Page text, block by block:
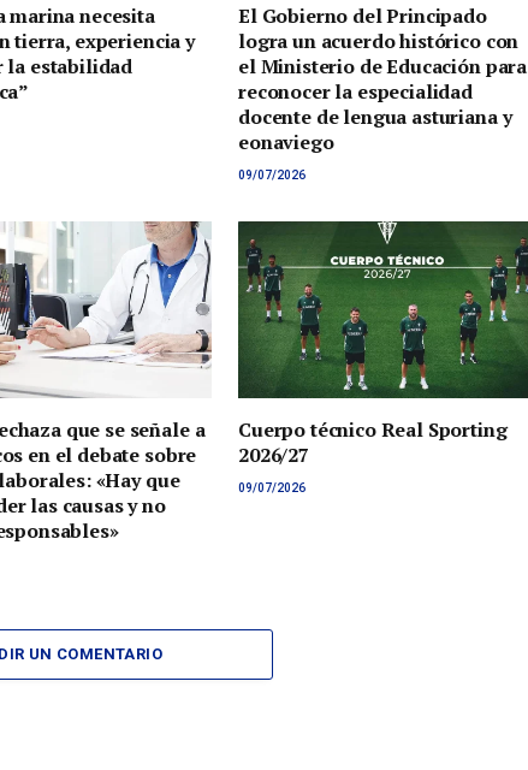
marina necesita
tierra, experiencia y
la estabilidad
El Gobierno del Principado
logra un acuerdo histórico con
el Ministerio de Educación para
reconocer la especialidad
docente de lengua asturiana y
eonaviego
09/07/2026
que se señale a
en el debate sobre
«Hay que
las causas y no
Cuerpo técnico Real Sporting
2026/27
09/07/2026
UN COMENTARIO